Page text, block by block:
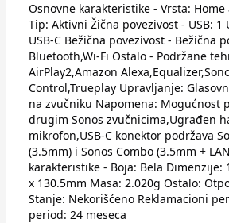
Osnovne karakteristike - Vrsta:
Tip: Aktivni Žična povezivost - USB: 1
USB-C Bežična povezivost - Bežična
Bluetooth,Wi-Fi Ostalo - Podržane
AirPlay2,Amazon
Control,Trueplay Upravljanje:
na zvučniku Napomena: Mogućnost
drugim Sonos zvučnicima,Ugrađen
mikrofon,USB-C konektor podržava
(3.5mm) i Sonos Combo (3.5mm +
karakteristike - Boja: Bela Dimenzije:
x 130.5mm Masa: 2.020g Ostalo:
Stanje: Nekorišćeno Reklamacioni
period: 24 meseca